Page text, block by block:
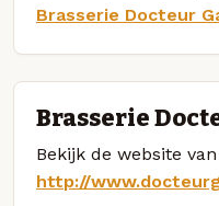
Brasserie Docteur
Brasserie
Bekijk de website
http://